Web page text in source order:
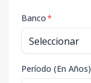
Banco*
Período (En Años)